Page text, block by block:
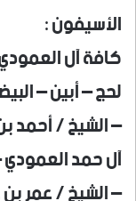
الأسيفون :
كافة آل
لحج – أبين –
– الشيخ / أحمد
آل حمد